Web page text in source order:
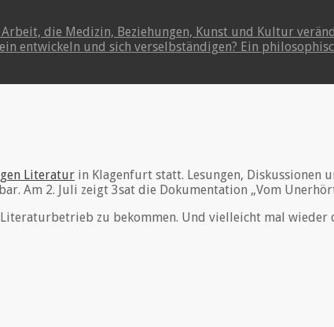
die Medizin, Beziehungen, Kunst und Kultur
entwickeln und sich verselbständigen? Ein
Literatur in Klagenfurt statt. Lesungen, Diskussionen
Am 2. Juli zeigt 3sat die Dokumentation „Vom
zu bekommen. Und vielleicht mal wieder